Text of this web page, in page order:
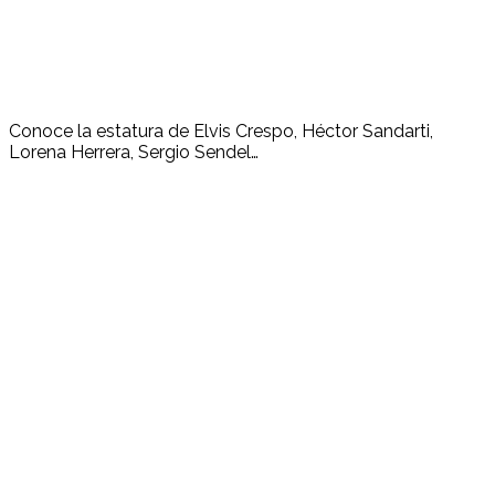
Conoce la estatura de Elvis Crespo, Héctor Sandarti,
Lorena Herrera, Sergio Sendel…